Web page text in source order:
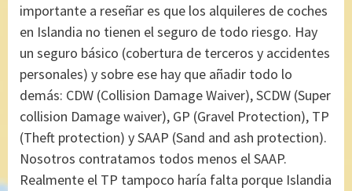
importante a reseñar es que los alquileres de coches
en Islandia no tienen el seguro de todo riesgo. Hay
un seguro básico (cobertura de terceros y accidentes
personales) y sobre ese hay que añadir todo lo
demás: CDW (Collision Damage Waiver), SCDW (Super
collision Damage waiver), GP (Gravel Protection), TP
(Theft protection) y SAAP (Sand and ash protection).
Nosotros contratamos todos menos el SAAP.
Realmente el TP tampoco haría falta porque Islandia